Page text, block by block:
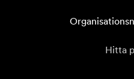
Hitta